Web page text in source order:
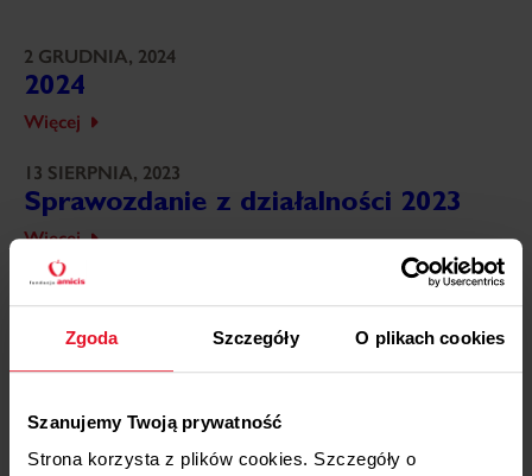
Zgoda Szczegóły O plikach cookies
Szanujemy Twoją prywatność
Strona korzysta z plików cookies. Szczegóły o
2 GRUDNIA, 2024
2024
Więcej
13 SIERPNIA, 2023
Sprawozdanie z działalności 2023
Więcej
13 SIERPNIA, 2022
Więcej